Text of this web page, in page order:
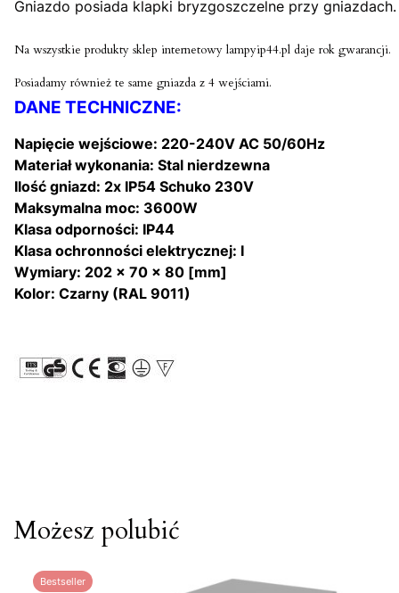
Gniazdo posiada klapki bryzgoszczelne przy
Na wszystkie produkty sklep internetowy lampyip44.pl daje rok gwarancji.
Posiadamy również te same gniazda z 4 wejściami.
DANE TECHNICZNE:
Napięcie wejściowe: 220-240V AC 50/60Hz
Materiał wykonania: Stal nierdzewna
Ilość gniazd: 2x IP54 Schuko 230V
Maksymalna moc: 3600W
Klasa odporności: IP44
Klasa ochronności elektrycznej: I
Wymiary: 202 x 70 x 80 [mm]
Kolor: Czarny (RAL 9011)
Możesz polubić
Bestseller